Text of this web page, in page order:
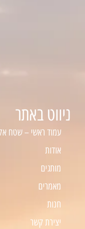
ניווט באתר
עמוד ראשי – שטח
אודות
מותגים
מאמרים
חנות
יצירת קשר